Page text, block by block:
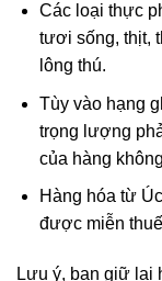
Các loại thực
tươi sống, thịt,
lông thú.
Tùy vào hạng
trọng lượng
của hàng
Hàng hóa từ
được miễn
Lưu ý, bạn giữ lại